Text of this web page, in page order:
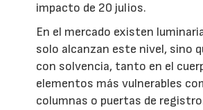
impacto de 20 julios.
En el mercado existen
solo alcanzan este nivel, sino
con solvencia, tanto en el
elementos más vulnerables
columnas o puertas de